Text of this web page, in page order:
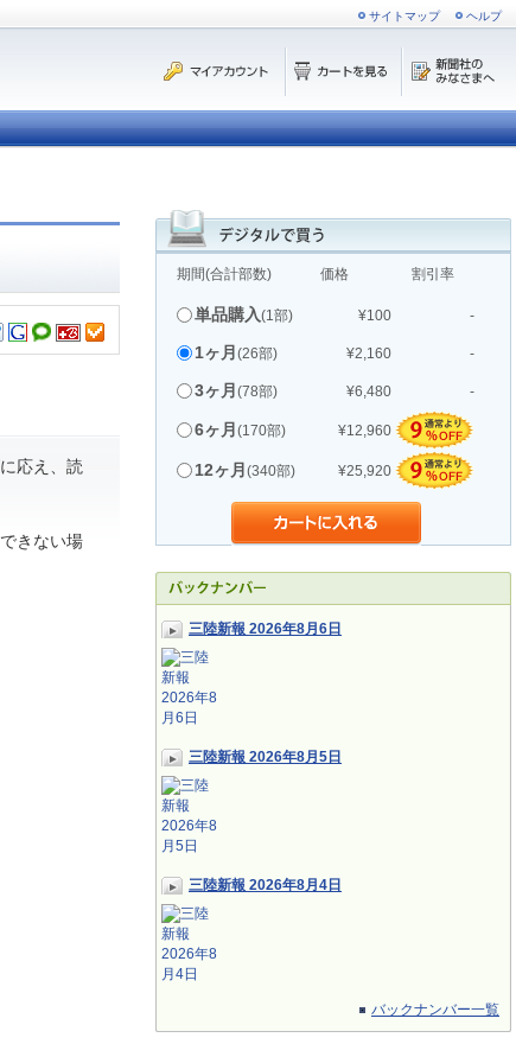
サイトマップ ヘルプ
期間(合計部数) 価格 割引率
単品購入(1部) ¥100 -
1ヶ月 (26部) ¥2,160 -
3ヶ月 (78部) ¥6,480 -
6ヶ月 (170部) ¥12,960
12ヶ月 (340部) ¥25,920
三陸新報 2026年8月6日
三陸新報 2026年8月5日
三陸新報 2026年8月4日
バックナンバー一覧
応え、読
きない場